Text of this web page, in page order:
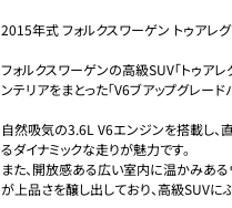
2015年式 フォルクスワーゲン トゥアレ
フォルクスワーゲンの高級SUV「トゥア
ンテリアをまとった「V6ブアップグレード
自然吸気の3.6L V6エンジンを搭載し
るダイナミックな走りが魅力です。
また、開放感ある広い室内に温かみあ
が上品さを醸し出しており、高級SUVに